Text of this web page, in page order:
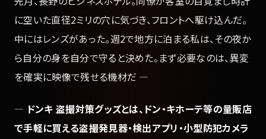
に空いた直径2ミリの穴に気づき、フロントへ駆け込んだ。
中にはレンズがあった。週2で地方に泊まる私は、その夜か
ら自分の身を自分で守ると決めた。まず必要なのは、異変
を確実に映像で残せる機材だ —
— ドンキ 盗撮対策グッズとは、ドン・キホーテ等の量販店
で手軽に買える盗撮発見器・検出アプリ・小型防犯カメラ